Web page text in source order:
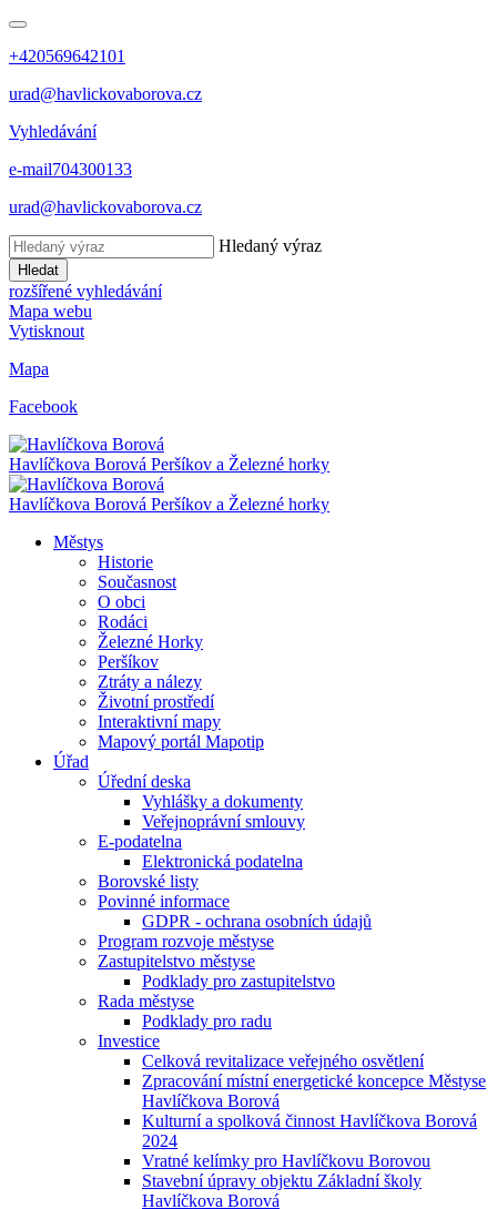
+420569642101
urad@havlickovaborova.cz
Vyhledávání
e-mail704300133
urad@havlickovaborova.cz
Hledaný výraz
Hledat
rozšířené vyhledávání
Mapa webu
Vytisknout
Mapa
Facebook
Havlíčkova Borová Peršíkov a Železné horky
Havlíčkova Borová Peršíkov a Železné horky
Městys
Historie
Současnost
O obci
Rodáci
Železné Horky
Peršíkov
Ztráty a nálezy
Životní prostředí
Interaktivní mapy
Mapový portál Mapotip
Úřad
Úřední deska
Vyhlášky a dokumenty
Veřejnoprávní smlouvy
E-podatelna
Elektronická podatelna
Borovské listy
Povinné informace
GDPR - ochrana osobních údajů
Program rozvoje městyse
Zastupitelstvo městyse
Podklady pro zastupitelstvo
Rada městyse
Podklady pro radu
Investice
Celková revitalizace veřejného osvětlení
Zpracování místní energetické koncepce Městyse
Havlíčkova Borová
Kulturní a spolková činnost Havlíčkova Borová
2024
Vratné kelímky pro Havlíčkovu Borovou
Stavební úpravy objektu Základní školy
Havlíčkova Borová